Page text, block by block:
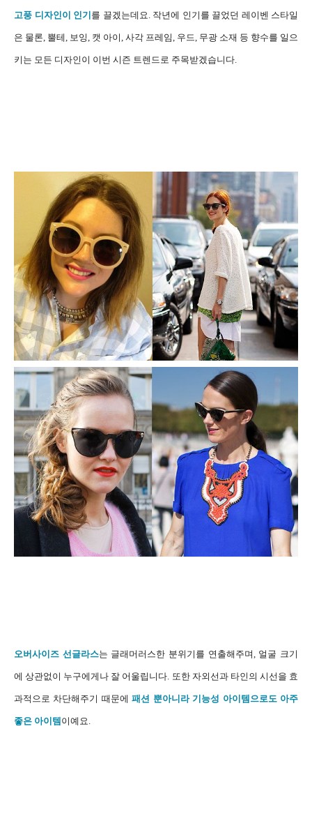
고풍 디자인이 인기를 끌겠는데요. 작년에 인기를 끌었던 레이벤 스타일
은 물론, 뿔테, 보잉, 캣 아이, 사각 프레임, 우드, 무광 소재 등 향수를 일으
키는 모든 디자인이 이번 시즌 트렌드로 주목받겠습니다.
오버사이즈 선글라스는 글래머러스한 분위기를 연출해주며, 얼굴 크기
에 상관없이 누구에게나 잘 어울립니다. 또한 자외선과 타인의 시선을 효
과적으로 차단해주기 때문에패션 뿐아니라 기능성 아이템으로도 아주
좋은 아이템 이예요.